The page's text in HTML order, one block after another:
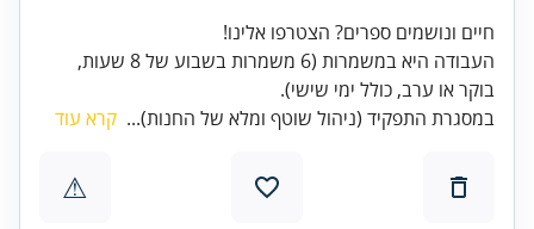
העבודה היא במשמרות (6 משמרות בשבוע של 8 שעות,
בוקר או ערב, כולל ימי שישי).
במסגרת התפקיד (ניהול שוטף ומלא של החנות)... קרא עוד
⚠